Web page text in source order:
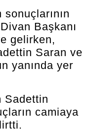
Başkanı
gelirken,
Saran ve
yanında yer
Sadettin
camiaya